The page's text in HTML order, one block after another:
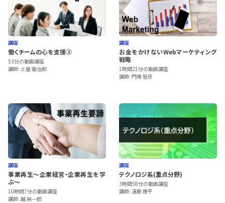
講座
働くチームの心を支援②
53分の動画講座
講師: 土屋 衛治郎
講座
お金をかけないWebマーケティング
戦略
1時間21分の動画講座
講師: 門傳 智彦
講座
事業再生～企業経営・企業再生を学
ぶ～
10時間7分の動画講座
講師: 越 純一郎
講座
テクノロジ系(重点分野)
3時間58分の動画講座
講師: 遠藤 康平